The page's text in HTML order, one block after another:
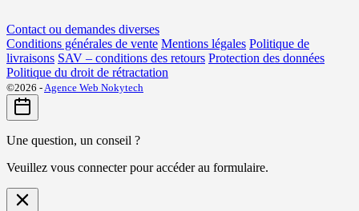
Contact ou demandes diverses
Conditions générales de vente Mentions légales Politique de
livraisons SAV – conditions des retours Protection des données
Politique du droit de rétractation
©2026 -Agence Web Nokytech
Une question, un conseil ?
Veuillez vous connecter pour accéder au formulaire.